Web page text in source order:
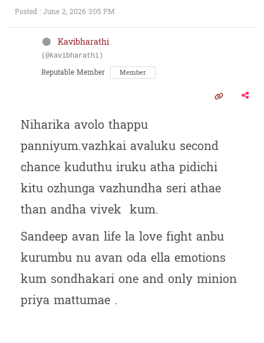
Posted : June 2, 2026 3:05 PM
Kavibharathi
(@kavibharathi)
Reputable Member Member
Niharika avolo thappu
panniyum.vazhkai avaluku second
chance kuduthu iruku atha pidichi
kitu ozhunga vazhundha seri athae
than andha vivek kum.
Sandeep avan life la love fight anbu
kurumbu nu avan oda ella emotions
kum sondhakari one and only minion
priya mattumae .